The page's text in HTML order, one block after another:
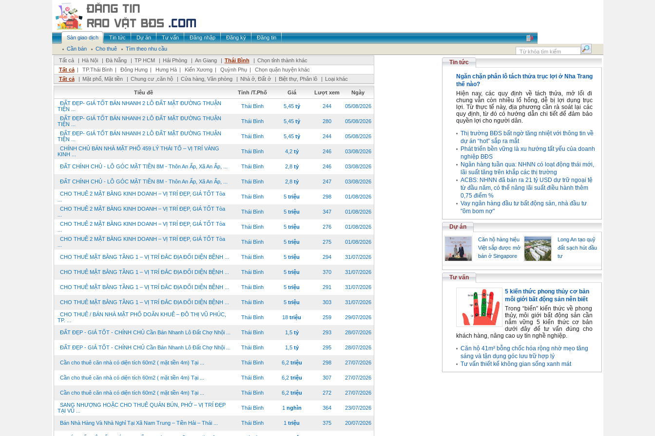
Sàn giao dịch Tin tức Dự án Tư vấn Đăng nhập Đăng ký
Đăng tin
Cần bán
Cho thuê
Tìm theo nhu cầu
Tất cả
| Hà Nội | Đà Nẵng | TP HCM | Hải Phòng | An Giang | Thái Bình | Chọn tỉnh thành khác
Tất cả | TP.Thái Bình | Đông Hưng | Hưng Hà | Kiến Xương | Quỳnh Phụ |
Chọn quận huyện khác
Tất cả
| Mặt phố, Mặt tiền | Chung cư ,căn hộ | Cửa hàng, Văn phòng | Nhà ở, Đất ở | Biệt thự, Phân lô | Loại khác
Tiêu đề Tỉnh /T.Phố Giá Lượt xem
Ngày
ĐẤT ĐẸP- GIÁ TỐT BÁN NHANH 2 LÔ ĐẤT MẶT ĐƯỜNG THUẬN
TIỆN ...
Thái Bình 5,45 tỷ 244 05/08/2026
ĐẤT ĐẸP- GIÁ TỐT BÁN NHANH 2 LÔ ĐẤT MẶT ĐƯỜNG THUẬN
TIỆN ...
Thái Bình 5,45 tỷ 280 05/08/2026
ĐẤT ĐẸP- GIÁ TỐT BÁN NHANH 2 LÔ ĐẤT MẶT ĐƯỜNG THUẬN
TIỆN ...
Thái Bình 5,45 tỷ 244 05/08/2026
CHÍNH CHỦ BÁN NHÀ MẶT PHỐ 459 LÝ THÁI TỔ – VỊ TRÍ VÀNG
KINH ...
Thái Bình 4,2 tỷ 246 03/08/2026
ĐẤT CHÍNH CHỦ - LÔ GÓC MẶT TIỀN 8M - Thôn An Ấp, Xã An Ấp, ... Thái Bình 2,8 tỷ 246 03/08/2026
ĐẤT CHÍNH CHỦ - LÔ GÓC MẶT TIỀN 8M - Thôn An Ấp, Xã An Ấp, ... Thái Bình 2,8 tỷ 247 03/08/2026
CHO THUÊ 2 MẶT BẰNG KINH DOANH – VỊ TRÍ ĐẸP, GIÁ TỐT Tòa
Thái Bình 5 triệu 298 01/08/2026
CHO THUÊ 2 MẶT BẰNG KINH DOANH – VỊ TRÍ ĐẸP, GIÁ TỐT Tòa
Thái Bình 5 triệu 347 01/08/2026
CHO THUÊ 2 MẶT BẰNG KINH DOANH – VỊ TRÍ ĐẸP, GIÁ TỐT Tòa
Thái Bình 5 triệu 276 01/08/2026
CHO THUÊ 2 MẶT BẰNG KINH DOANH – VỊ TRÍ ĐẸP, GIÁ TỐT Tòa
Thái Bình 5 triệu 275 01/08/2026
CHO THUÊ MẶT BẰNG TẦNG 1 – VỊ TRÍ ĐẮC ĐỊA ĐỐI DIỆN BỆNH ... Thái Bình 5 triệu 294 31/07/2026
CHO THUÊ MẶT BẰNG TẦNG 1 – VỊ TRÍ ĐẮC ĐỊA ĐỐI DIỆN BỆNH ... Thái Bình 5 triệu 370 31/07/2026
CHO THUÊ MẶT BẰNG TẦNG 1 – VỊ TRÍ ĐẮC ĐỊA ĐỐI DIỆN BỆNH ... Thái Bình 5 triệu 291 31/07/2026
CHO THUÊ MẶT BẰNG TẦNG 1 – VỊ TRÍ ĐẮC ĐỊA ĐỐI DIỆN BỆNH ... Thái Bình 5 triệu 303 31/07/2026
CHO THUÊ / BÁN NHÀ MẶT PHỐ DOÃN KHUÊ – ĐÔ THỊ VŨ PHÚC,
TP. ...
Thái Bình 18 triệu 259 29/07/2026
ĐẤT ĐẸP - GIÁ TỐT - CHÍNH CHỦ Cần Bán Nhanh Lô Đất Chợ Nhội ... Thái Bình 1,5 tỷ 293 28/07/2026
ĐẤT ĐẸP - GIÁ TỐT - CHÍNH CHỦ Cần Bán Nhanh Lô Đất Chợ Nhội ... Thái Bình 1,5 tỷ 295 28/07/2026
Cần cho thuê căn nhà có diện tích 60m2 ( mặt tiền 4m) Tại ... Thái Bình 6,2 triệu 298 27/07/2026
Cần cho thuê căn nhà có diện tích 60m2 ( mặt tiền 4m) Tại ... Thái Bình 6,2 triệu 307 27/07/2026
Cần cho thuê căn nhà có diện tích 60m2 ( mặt tiền 4m) Tại ... Thái Bình 6,2 triệu 272 27/07/2026
SANG NHƯỢNG HOẶC CHO THUÊ QUÁN BÚN, PHỞ – VỊ TRÍ ĐẸP
TẠI VŨ ...
Thái Bình 1 nghìn 364 23/07/2026
Bán Nhà Hàng Và Nhà Nghỉ Tại Xã Nam Trung – Tiền Hải – Thái ... Thái Bình 1 triệu 375 20/07/2026
Tin tức
Ngăn chặn phân lô tách thửa trục lợi ở Nha Trang
thế nào?
Hiện nay, các quy định về tách thửa, mở lối đi
chung vẫn còn nhiều lổ hổng, dễ bị lợi dụng trục
lợi. Từ thực tế này, địa phương cần rà soát lại các
quy định, từ đó có hướng dẫn chi tiết để đảm bảo
quyền lợi cho người dân.
Thị trường BĐS bất ngờ tăng nhiệt với thông tin về
dự án “hot” sắp ra mắt
Phát triển bền vững là xu hướng tất yếu của doanh
nghiệp BĐS
Ngân hàng tuần qua: NHNN có loạt động thái mới,
lãi suất tăng trên khắp các thị trường
ACBS: NHNN đã bán ra 21 tỷ USD dự trữ ngoại tệ
từ đầu năm, có thể nâng lãi suất điều hành thêm
0,75 điểm %
Vay ngân hàng đầu tư bất động sản, nhà đầu tư
"ôm bom nợ"
Dự án
Căn hộ hàng hiệu
Việt sắp được mở
bán ở Singapore
Long An tạo quỹ
đất sạch hút đầu
tư
Tư vấn
5 kiến thức phong thủy cơ bản
môi giới bất động sản nên biết
Trong “biển” kiến thức về phong
thủy, môi giới bất động sản cần
nắm vững 5 kiến thức cơ bản
dưới đây để tư vấn đúng cho
khách hàng, nâng cao uy tín nghề nghiệp.
Căn hộ 41m² bỗng chốc hóa rộng nhờ mẹo tăng
sáng và tận dụng góc lưu trữ hợp lý
Tư vấn thiết kế không gian sống xanh mát